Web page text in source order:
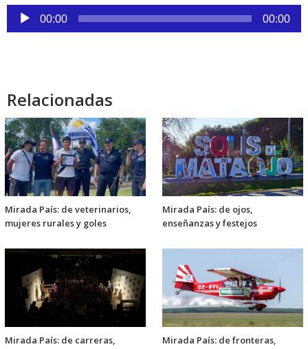
Reproductor
de
00:00 00:00
Relacionadas
Mirada País: de veterinarios,
mujeres rurales y goles
Mirada País: de ojos,
enseñanzas y festejos
Mirada País: de carreras,
Mirada País: de fronteras,